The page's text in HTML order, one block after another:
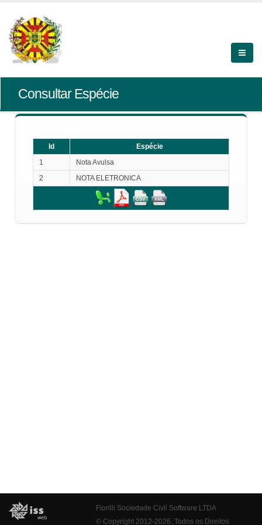
Consultar Espécie
Id
Espécie
1
Nota Avulsa
2
NOTA ELETRONICA
Fiorilli Sociedade Civil Software LTDA
© Copyright 2012-2026. Todos os Direitos